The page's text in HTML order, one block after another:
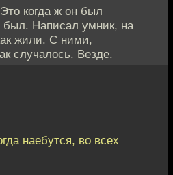
когда ж он был
Написал умник, на
жили. С ними,
случалось. Везде.
наебутся, во всех